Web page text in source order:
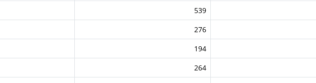
539
276
194
264